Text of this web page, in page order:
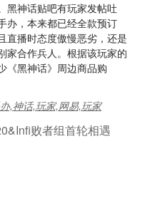
黑神话贴吧有玩家发帖吐
办，本来都已经全款预订
直播时态度傲慢恶劣，还是
家合作兵人。根据该玩家的
《黑神话》周边商品购
,神话,玩家,网易,玩家